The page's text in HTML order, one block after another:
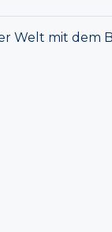
Welt mit dem